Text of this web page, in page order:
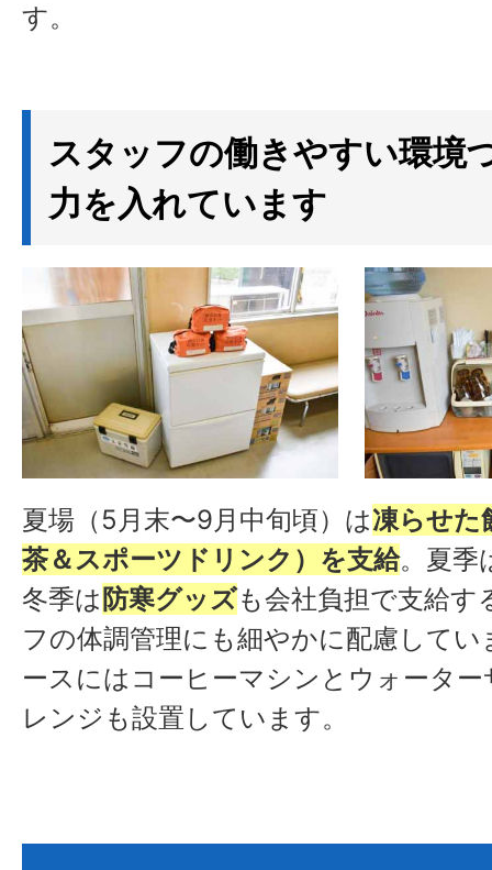
す。
スタッフの働きやすい環境
力を入れています
夏場（5月末〜9月中旬頃）は凍らせた
茶＆スポーツドリンク）を支給。夏季
冬季は 防寒グッズも会社負担で支給す
フの体調管理にも細やかに配慮してい
ースにはコーヒーマシンとウォーター
レンジも設置しています。